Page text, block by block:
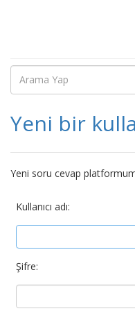
Yeni bir
Yeni soru cevap
Kullanıcı adı:
Şifre: